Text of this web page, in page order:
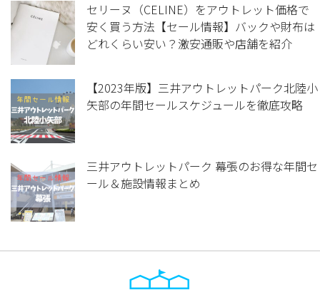
セリーヌ（CELINE）をアウトレット価格で
安く買う方法【セール情報】バックや財布は
どれくらい安い？激安通販や店舗を紹介
【2023年版】三井アウトレットパーク北陸小
矢部の年間セールスケジュールを徹底攻略
三井アウトレットパーク 幕張のお得な年間セ
ール＆施設情報まとめ